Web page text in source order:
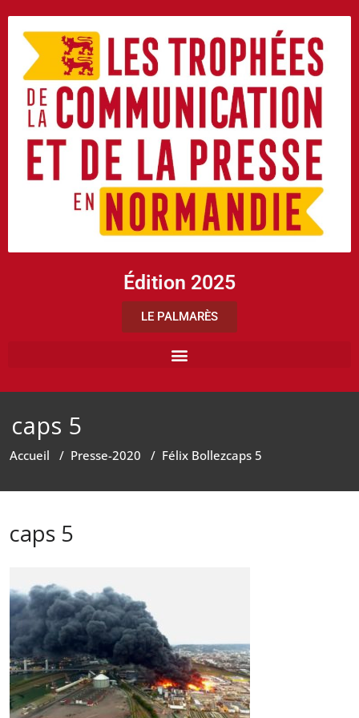
Édition 2025
LE PALMARÈS
caps 5
Accueil / Presse-2020 / Félix Bollezcaps 5
caps 5